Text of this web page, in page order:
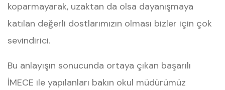
koparmayarak, uzaktan da olsa dayanışmaya
katılan değerli dostlarımızın olması bizler için çok
sevindirici.
Bu anlayışın sonucunda ortaya çıkan başarılı
İMECE ile yapılanları bakın okul müdürümüz